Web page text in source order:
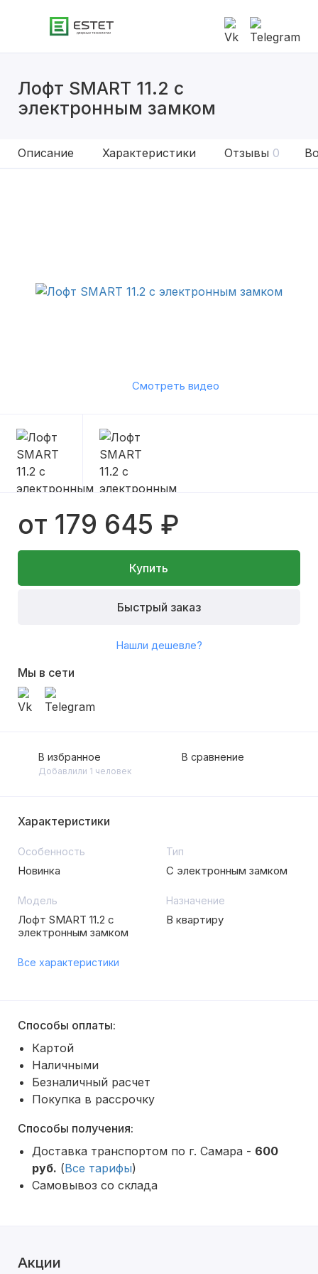
Лофт SMART 11.2 с
электронным замком
Описание Характеристики Отзывы 0
Смотреть видео
от 179 645 ₽
Купить
Быстрый заказ
Нашли дешевле?
Мы в сети
В избранное
Добавлили 1 человек
В сравнение
Характеристики
Особенность
Новинка
Тип
С электронным замком
Модель
Лофт SMART 11.2 с
электронным замком
Назначение
В квартиру
Все характеристики
Способы оплаты:
Картой
Наличными
Безналичный расчет
Покупка в рассрочку
Способы получения:
Доставка транспортом по г. Самара - 600
руб. (Все тарифы)
Самовывоз со склада
Акции